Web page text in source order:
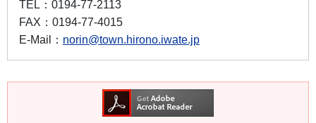
TEL： 0194-77-2113
FAX： 0194-77-4015
E-Mail： norin@town.hirono.iwate.jp